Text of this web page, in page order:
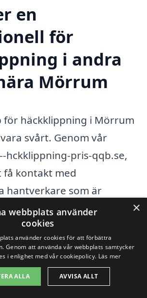
en
för
i andra
Mörrum
häckklippning i Mörrum
svårt. Genom vår
hckklippning-pris-qqb.se,
få kontakt med
hantverkare som är
på häckklippning. Med
kan du få offerter från
i ditt närområde, vilket gör
jämföra priser och tjänster.
×
webbplats använder
cookies
använder cookies för att förbättra
Genom att använda vår webbplats samtycker
i enlighet med vår cookiepolicy. Läs mer
ALLA AVVISA ALLT